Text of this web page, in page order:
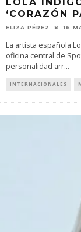
‘CORAZÓN
ELIZA PÉREZ 16
La artista española
oficina central de
personalidad arr...
INTERNACIONALES